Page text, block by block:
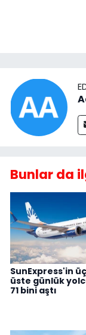
Bunlar da
SunExpress'in
üste günlük
71 bini aştı